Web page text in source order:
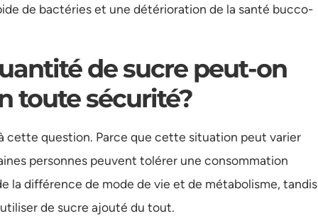
de bactéries et une détérioration de la santé bucco-
de sucre peut-on
toute sécurité?
cette question. Parce que cette situation peut varier
personnes peuvent tolérer une consommation
la différence de mode de vie et de métabolisme, tandis
de sucre ajouté du tout.